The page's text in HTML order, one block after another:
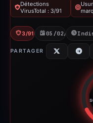
Détections
VirusTotal : 3/91
3/91 VT 05/02/2026
PARTAGER